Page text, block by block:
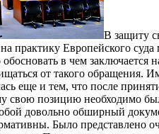
В защиту
практику Европейского
в чем
от такого обращения.
еще и тем, что после
свою позицию необходимо
довольно обширный
Было представлено